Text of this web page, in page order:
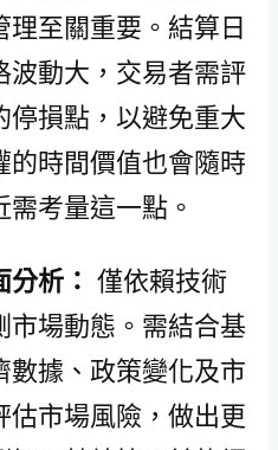
至關重要。結算日
波動大，交易者需評
損點，以避免重大
時間價值也會隨時
考量這一點。
析： 僅依賴技術
市場動態。需結合基
數據、政策變化及市
估市場風險，做出更